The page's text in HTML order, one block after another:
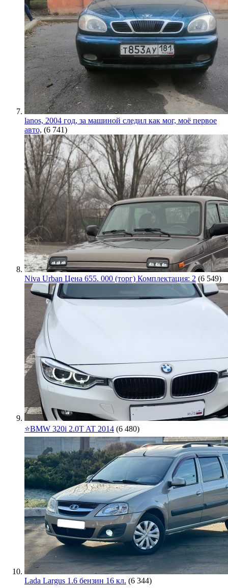
lanos, 2004 год, за машиной следил как мог, моё первое
авто, (6 741)
Niva Urban Цена 655. 000 (торг) Комплектация: 2 (6 549)
⭐️BMW 320i 2.0T AT 2014 (6 480)
Lada Largus 1.6 бензин 16 кл. (6 344)